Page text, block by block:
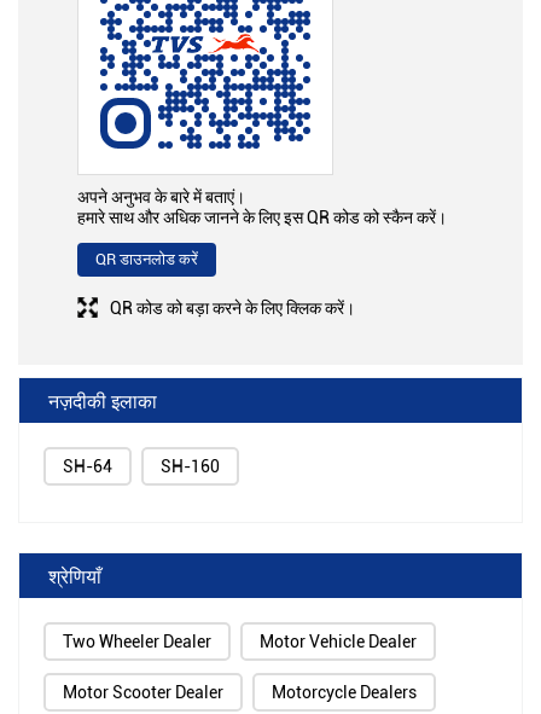
अपने अनुभव के बारे में बताएं।
हमारे साथ और अधिक जानने के लिए इस QR कोड को स्कैन करें।
QR डाउनलोड करें
QR कोड को बड़ा करने के लिए क्लिक करें।
नज़दीकी इलाका
SH-64 SH-160
श्रेणियाँ
Two Wheeler Dealer Motor Vehicle Dealer
Motor Scooter Dealer Motorcycle Dealers